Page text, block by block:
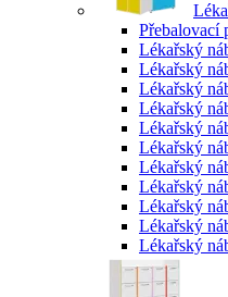
Přebalovací
Lékařský
Lékařský
Lékařský
Lékařský
Lékařský
Lékařský
Lékařský
Lékařský
Lékařský
Lékařský
Lékařský